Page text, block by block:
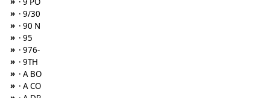
» · 9/30
» · 90 N
» · 95
» · 976-
» · 9TH
» · A BO
» · A CO